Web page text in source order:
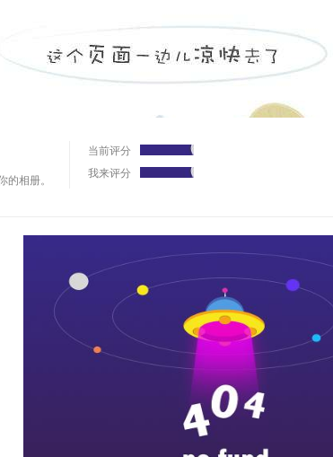
的相册。
当前评分
我来评分